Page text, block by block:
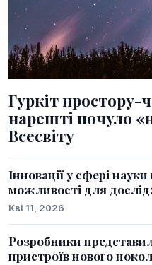
Гуркіт простору-
нарешті почуло
Всесвіту
Інновації у сфері
можливості для
Кві 11, 2026
Розробники
пристроїв нового